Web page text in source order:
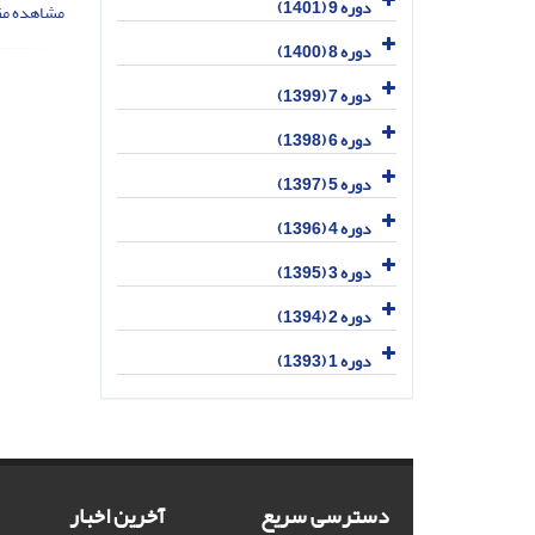
مشاهده
دوره 9 (1401)
دوره 8 (1400)
دوره 7 (1399)
دوره 6 (1398)
دوره 5 (1397)
دوره 4 (1396)
دوره 3 (1395)
دوره 2 (1394)
دوره 1 (1393)
دسترسی سریع آخرین اخبار